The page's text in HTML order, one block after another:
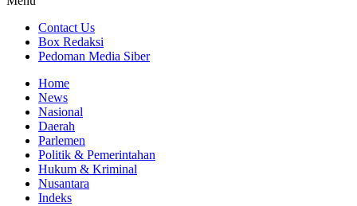
Contact Us
Box Redaksi
Pedoman Media Siber
Home
News
Nasional
Daerah
Parlemen
Politik & Pemerintahan
Hukum & Kriminal
Nusantara
Indeks